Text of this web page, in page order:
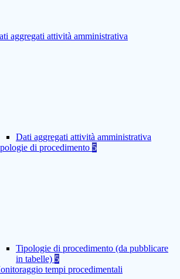
aggregati attività amministrativa
Dati aggregati attività amministrativa
di procedimento 5
Tipologie di procedimento (da pubblicare
in tabelle) 5
tempi procedimentali